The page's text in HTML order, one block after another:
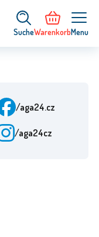
SucheWarenkorbMenu
Mo-Fr: 7.00-15.30 Uhr
Geprüftes
Unternehmen
/aga24.cz
/aga24cz